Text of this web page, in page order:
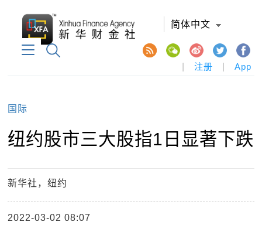
简体中文
注册 App
国际
纽约股市三大股指1日显著下跌
新华社，纽约
2022-03-02 08:07